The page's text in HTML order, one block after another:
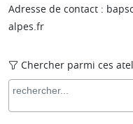
Adresse de contact :
alpes.fr
Chercher parmi ces